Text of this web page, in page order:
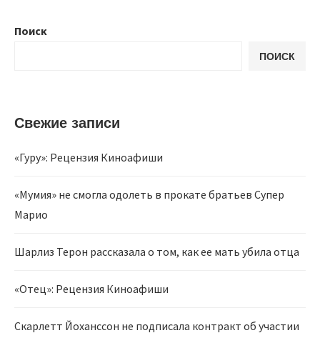
Поиск
ПОИСК
Свежие записи
«Гуру»: Рецензия Киноафиши
«Мумия» не смогла одолеть в прокате братьев Супер
Марио
Шарлиз Терон рассказала о том, как ее мать убила отца
«Отец»: Рецензия Киноафиши
Скарлетт Йоханссон не подписала контракт об участии